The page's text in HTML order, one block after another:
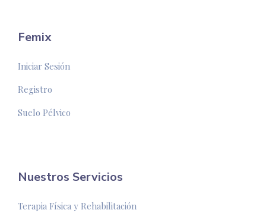
Femix
Iniciar Sesión
Registro
Suelo Pélvico
Nuestros Servicios
Terapia Física y Rehabilitación